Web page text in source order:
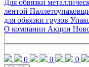
Для обвязки
лентой
для обвязки грузов
О компании Акции
0 0 0